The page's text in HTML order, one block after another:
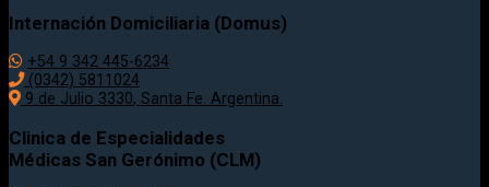
Internación Domiciliaria (Domus)
+54 9 342 445-6234
(0342) 5811024
9 de Julio 3330, Santa Fe. Argentina.
Clinica de Especialidades
Médicas San Gerónimo (CLM)